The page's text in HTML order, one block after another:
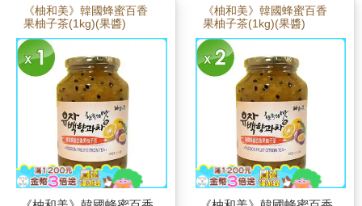
《柚和美》韓國蜂蜜百香
果柚子茶(1kg)(果醬)
《柚和美》韓國蜂蜜百香
果柚子茶(1kg)(果醬)